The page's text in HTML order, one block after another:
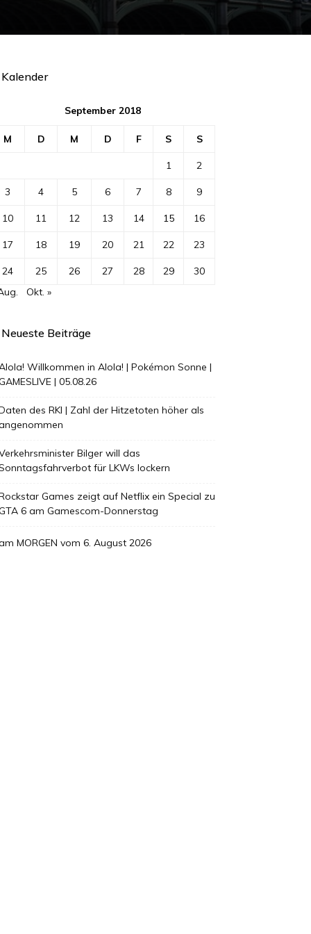
Kalender
September 2018
M D M D F S S
1 2
3 4 5 6 7 8 9
10 11 12 13 14 15 16
17 18 19 20 21 22 23
24 25 26 27 28 29
30
Okt. »
Neueste Beiträge
Willkommen in Alola! | Pokémon Sonne |
| 05.08.26
des RKI | Zahl der Hitzetoten höher als
Bilger will das
für LKWs lockern
Games zeigt auf Netflix ein Special zu
6 am Gamescom-Donnerstag
MORGEN vom 6. August 2026